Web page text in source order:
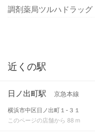
調剤薬局ツルハドラッ
近くの駅
日ノ出町駅 京急本線
横浜市中区日ノ出町１-３１
このページの店舗から 88 m